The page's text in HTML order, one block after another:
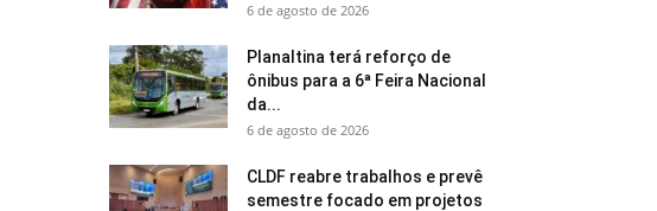
6 de agosto de 2026
Planaltina terá reforço de
ônibus para a 6ª Feira Nacional
da...
6 de agosto de 2026
CLDF reabre trabalhos e prevê
semestre focado em projetos